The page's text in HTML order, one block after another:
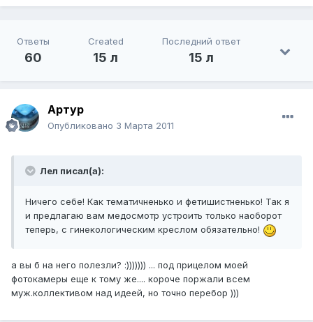
Ответы
60
Created
15 л
Последний ответ
15 л
Артур
Опубликовано 3 Марта 2011
Лел писал(а):
Ничего себе! Как тематичненько и фетишистненько! Так я
и предлагаю вам медосмотр устроить только наоборот
теперь, с гинекологическим креслом обязательно!
а вы б на него полезли? :))))))) ... под прицелом моей
фотокамеры еще к тому же.... короче поржали всем
муж.коллективом над идеей, но точно перебор )))